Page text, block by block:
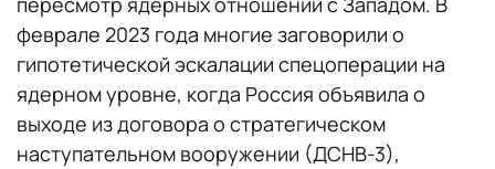
феврале 2023 года многие заговорили о
гипотетической эскалации спецоперации на
ядерном уровне, когда Россия объявила о
выходе из договора о стратегическом
наступательном вооружении (ДСНВ-3),